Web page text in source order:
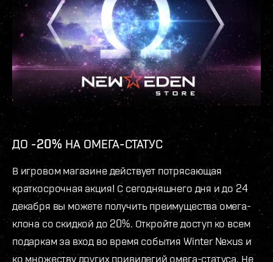
ДО -20% НА ОМЕГА-СТАТУС
В игровом магазине действует потрясающая
краткосрочная акция! С сегодняшнего дня и до 24
декабря вы можете получить преимущества омега-
клона со скидкой до 20%. Откройте доступ ко всем
подаркам за вход во время события Winter Nexus и
ко множеству других привилегий омега-статуса. Не